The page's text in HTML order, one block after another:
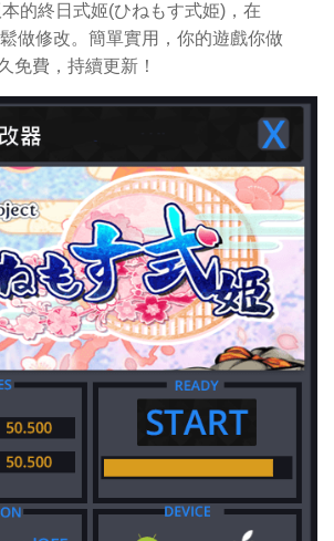
的終日式姬(ひねもす式姫)，在
做修改。簡單實用，你的遊戲你做
免費，持續更新！